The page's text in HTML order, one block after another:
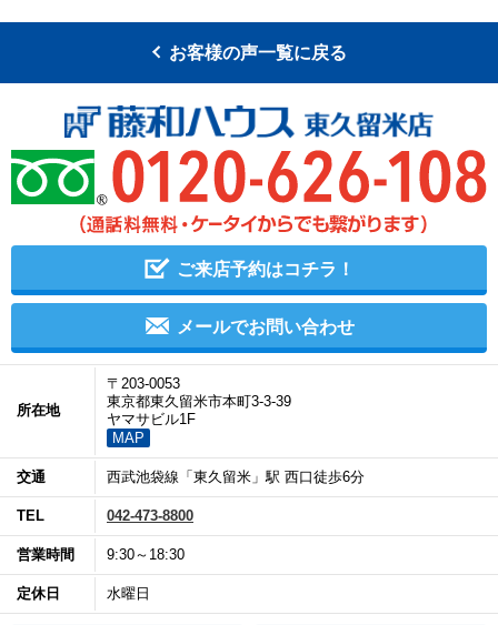
お客様の声一覧に戻る
ご来店予約はコチラ！
メールでお問い合わせ
所在地
〒203-0053
東京都東久留米市本町3-3-39
ヤマサビル1F
MAP
交通 西武池袋線「東久留米」駅 西口徒歩6分
TEL 042-473-8800
営業時間 9:30～18:30
定休日 水曜日